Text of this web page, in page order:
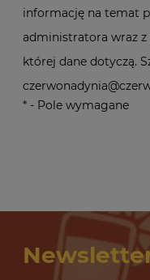
informację na temat
administratora wraz z
której dane dotyczą.
* - Pole wymagane